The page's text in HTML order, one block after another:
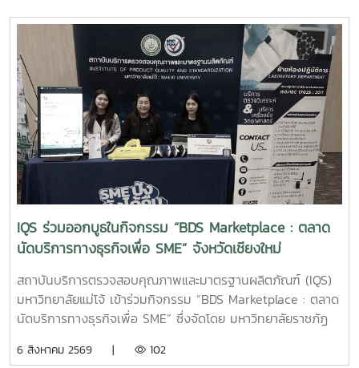
และดูแลพื้นที่ต่าง ๆ ภายในสถานประกอบการ เพื่อเพิ่ม
ประสิทธิภาพในการจัดการด้านสุขอนามัย ลดกลิ่นไม่พึงประสงค์
และสนับสนุนการดำเนินธุรกิจที่เป็นมิตรต่อสิ่งแวดล้อม การ
ลงพื้นที่ในครั้งนี้ นำโดย ผู้ช่วยศาสตราจารย์ ดร.ฉันทนา ซูแสวง
ทรัพย์ รองผู้อำนวยการฝ่ายวิจัยและนวัตกรรม และ นายพัฒน์ โก
จินอก หัวหน้าฝ่ายพัฒนาและส่งเสริมปัจจัยการผลิต พร้อมด้วย
บุคลากรในฝ่าย ได้แก่ นางสาววาสนา กาฬภักดี นักวิทยาศาสตร์
นายสหรัฐ ตั๋นก้อน เจ้าหน้าที่ขายจุลินทรีย์ และ นายนิวัช ออนศรี
ผู้ปฏิบัติงานเกษตร การให้คำแนะนำและสาธิตการใช้งานในครั้งนี้
มุ่งเน้นการถ่ายทอดองค์ความรู้เกี่ยวกับการใช้ผลิตภัณฑ์จุลินทรีย์
ให้เหมาะสมกับพื้นที่ใช้งานจริง พร้อมแลกเปลี่ยนข้อมูลและข้อ
เสนอแนะกับผู้ประกอบการ เพื่อให้สามารถนำผลิตภัณฑ์ไป
ประยุกต์ใช้ได้อย่างเกิดประสิทธิภาพสูงสุด และส่งเสริมการจัดการ
สิ่งแวดล้อมภายในธุรกิจโรงแรมอย่างยั่งยืน สถาบันบริการตรวจ
สอบคุณภาพและมาตรฐานผลิตภัณฑ์ มหาวิทยาลัยแม่โจ้ ยังคง
มุ่งมั่นในการพัฒนา ถ่ายทอดองค์ความรู้ และสนับสนุนการใช้
บริการแก่ภาคธุรกิจและสังคมอย่างต่อเนื่อง
IQS ร่วมออกบูธในกิจกรรม “BDS Marketplace : ตลาด
นัดบริการทางธุรกิจเพื่อ SME” จังหวัดเชียงใหม่
สถาบันบริการตรวจสอบคุณภาพและมาตรฐานผลิตภัณฑ์ (IQS)
มหาวิทยาลัยแม่โจ้ เข้าร่วมกิจกรรม “BDS Marketplace : ตลาด
นัดบริการทางธุรกิจเพื่อ SME” ซึ่งจัดโดย มหาวิทยาลัยราชภัฏ
ข่ายผู้ให้บริการโครงการส่งเสริมผู้ประกอบการผ่านระบบ BDS
6 สิงหาคม 2569 | 102